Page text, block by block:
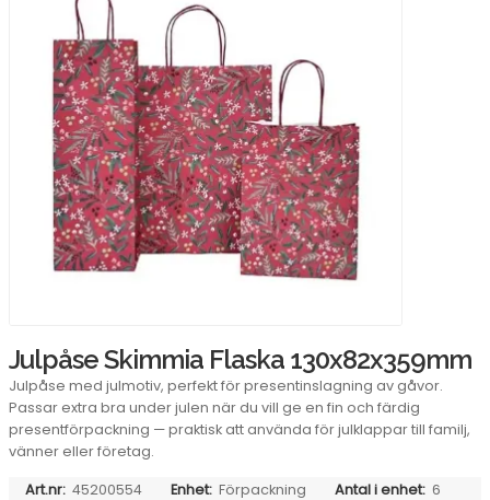
Julpåse Skimmia Flaska 130x82x359mm
Julpåse med julmotiv, perfekt för presentinslagning av gåvor.
Passar extra bra under julen när du vill ge en fin och färdig
presentförpackning — praktisk att använda för julklappar till familj,
vänner eller företag.
Art.nr: 45200554 Enhet: Förpackning Antal i enhet: 6